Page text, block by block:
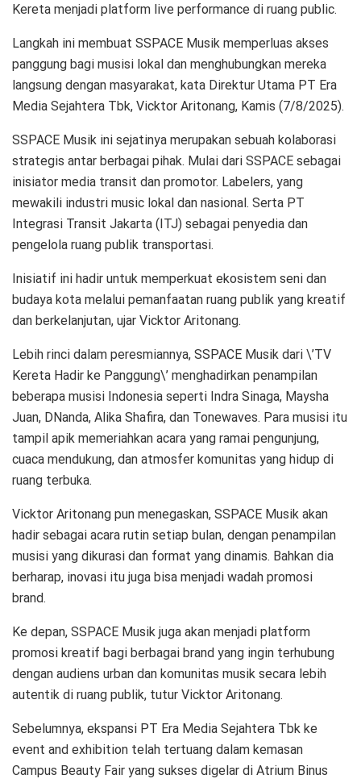
Kereta menjadi platform live performance di ruang public.
Langkah ini membuat SSPACE Musik memperluas akses
panggung bagi musisi lokal dan menghubungkan mereka
langsung dengan masyarakat, kata Direktur Utama PT Era
Media Sejahtera Tbk, Vicktor Aritonang, Kamis (7/8/2025).
SSPACE Musik ini sejatinya merupakan sebuah kolaborasi
strategis antar berbagai pihak. Mulai dari SSPACE sebagai
inisiator media transit dan promotor. Labelers, yang
mewakili industri music lokal dan nasional. Serta PT
Integrasi Transit Jakarta (ITJ) sebagai penyedia dan
pengelola ruang publik transportasi.
Inisiatif ini hadir untuk memperkuat ekosistem seni dan
budaya kota melalui pemanfaatan ruang publik yang kreatif
dan berkelanjutan, ujar Vicktor Aritonang.
Lebih rinci dalam peresmiannya, SSPACE Musik dari \’TV
Kereta Hadir ke Panggung\’ menghadirkan penampilan
beberapa musisi Indonesia seperti Indra Sinaga, Maysha
Juan, DNanda, Alika Shafira, dan Tonewaves. Para musisi itu
tampil apik memeriahkan acara yang ramai pengunjung,
cuaca mendukung, dan atmosfer komunitas yang hidup di
ruang terbuka.
Vicktor Aritonang pun menegaskan, SSPACE Musik akan
hadir sebagai acara rutin setiap bulan, dengan penampilan
musisi yang dikurasi dan format yang dinamis. Bahkan dia
berharap, inovasi itu juga bisa menjadi wadah promosi
brand.
Ke depan, SSPACE Musik juga akan menjadi platform
promosi kreatif bagi berbagai brand yang ingin terhubung
dengan audiens urban dan komunitas musik secara lebih
autentik di ruang publik, tutur Vicktor Aritonang.
Sebelumnya, ekspansi PT Era Media Sejahtera Tbk ke
event and exhibition telah tertuang dalam kemasan
Campus Beauty Fair yang sukses digelar di Atrium Binus